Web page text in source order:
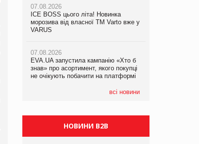
07.08.2026
ICE BOSS цього літа! Новинка
морозива від власної ТМ Varto вже у
VARUS
07.08.2026
EVA.UA запустила кампанію «Хто б
знав» про асортимент, якого покупці
не очікують побачити на платформі
всі новини
06.08.2026
Смачна новинка для хвостатих: у
VARUS з’явилися паучі Varto Paw
05.08.2026
Мережа супермаркетів VARUS купує
мережу магазинів формату
компанія налічуватиме 374 магазини
07.08.2026
Франція заборонила рекламні дзвінки
НОВИНИ B2B